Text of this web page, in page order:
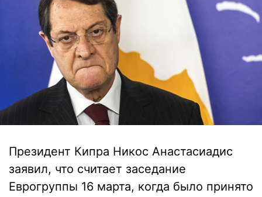
Президент Кипра Никос Анастасиадис
заявил, что считает заседание
Еврогруппы 16 марта, когда было принято